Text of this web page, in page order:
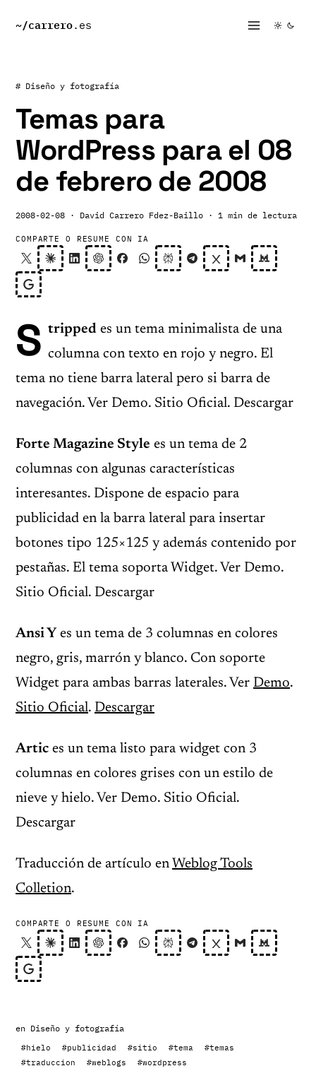
~/carrero.es
# Diseño y fotografía
Temas para
WordPress para el 08
de febrero de 2008
2008-02-08 · David Carrero Fdez-Baillo · 1 min de lectura
COMPARTE O RESUME CON IA
S tripped es un tema minimalista de una
columna con texto en rojo y negro. El
tema no tiene barra lateral pero si barra de
navegación. Ver Demo. Sitio Oficial. Descargar
Forte Magazine Style es un tema de 2
columnas con algunas características
interesantes. Dispone de espacio para
publicidad en la barra lateral para insertar
botones tipo 125×125 y además contenido por
pestañas. El tema soporta Widget. Ver Demo.
Sitio Oficial. Descargar
Ansi Y es un tema de 3 columnas en colores
negro, gris, marrón y blanco. Con soporte
Widget para ambas barras laterales. Ver Demo.
Sitio Oficial. Descargar
Artic es un tema listo para widget con 3
columnas en colores grises con un estilo de
nieve y hielo. Ver Demo. Sitio Oficial.
Descargar
Traducción de artículo en Weblog Tools
Colletion.
COMPARTE O RESUME CON IA
en Diseño y fotografía
#hielo #publicidad #sitio #tema
#temas
#traduccion
#weblogs #wordpress